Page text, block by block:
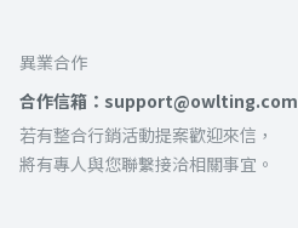
異業合作
合作信箱：support@owlting.com
若有整合行銷活動提案歡迎來信，
將有專人與您聯繫接洽相關事宜。